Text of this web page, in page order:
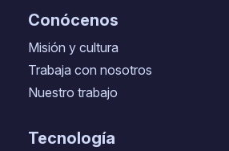
Conócenos
Misión y cultura
Trabaja con nosotros
Nuestro trabajo
Tecnología